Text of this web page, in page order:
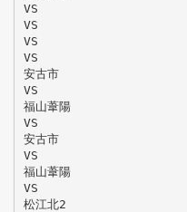
VS
VS
VS
VS
安古市
VS
福山葦陽
VS
安古市
VS
福山葦陽
VS
松江北2